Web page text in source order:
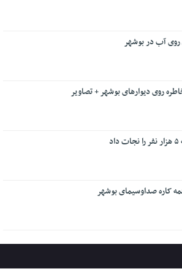
روی آب در بوشهر
روی دیوارهای بوشهر + تصاویر
کاره صداوسیمای بوشهر